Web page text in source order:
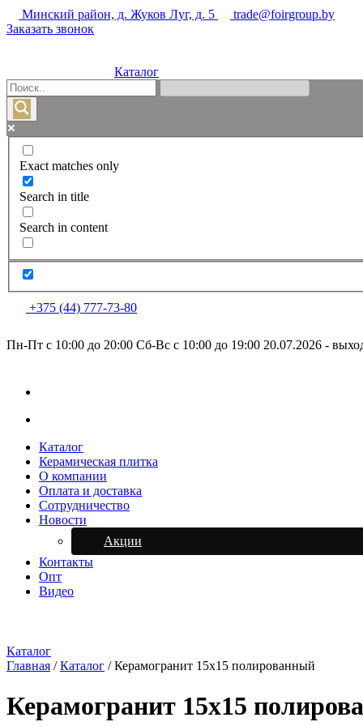
Минский район, д. Жуков Луг, д. 5
trade@foirgroup.by
Заказать звонок
Каталог
Exact matches only
Search in title
Search in content
+375 (44) 777-73-80
Пн-Пт с 10:00 до 20:00 Сб-Вс с 10:00 до 19:00 20.07.2026 -
Каталог
Керамическая плитка
О компании
Оплата и доставка
Сотрудничество
Новости
Акции
Контакты
Опт
Видео
Каталог
Главная / Каталог /Керамогранит 15х15 полированный
Керамогранит 15х15